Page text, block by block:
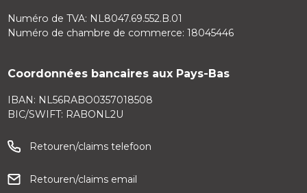
Numéro de TVA: NL8047.69.552.B.01
Numéro de chambre de commerce: 18045446
Coordonnées bancaires aux Pays-Bas
IBAN: NL56RABO0357018508
BIC/SWIFT: RABONL2U
Retouren/claims telefoon
Retouren/claims email